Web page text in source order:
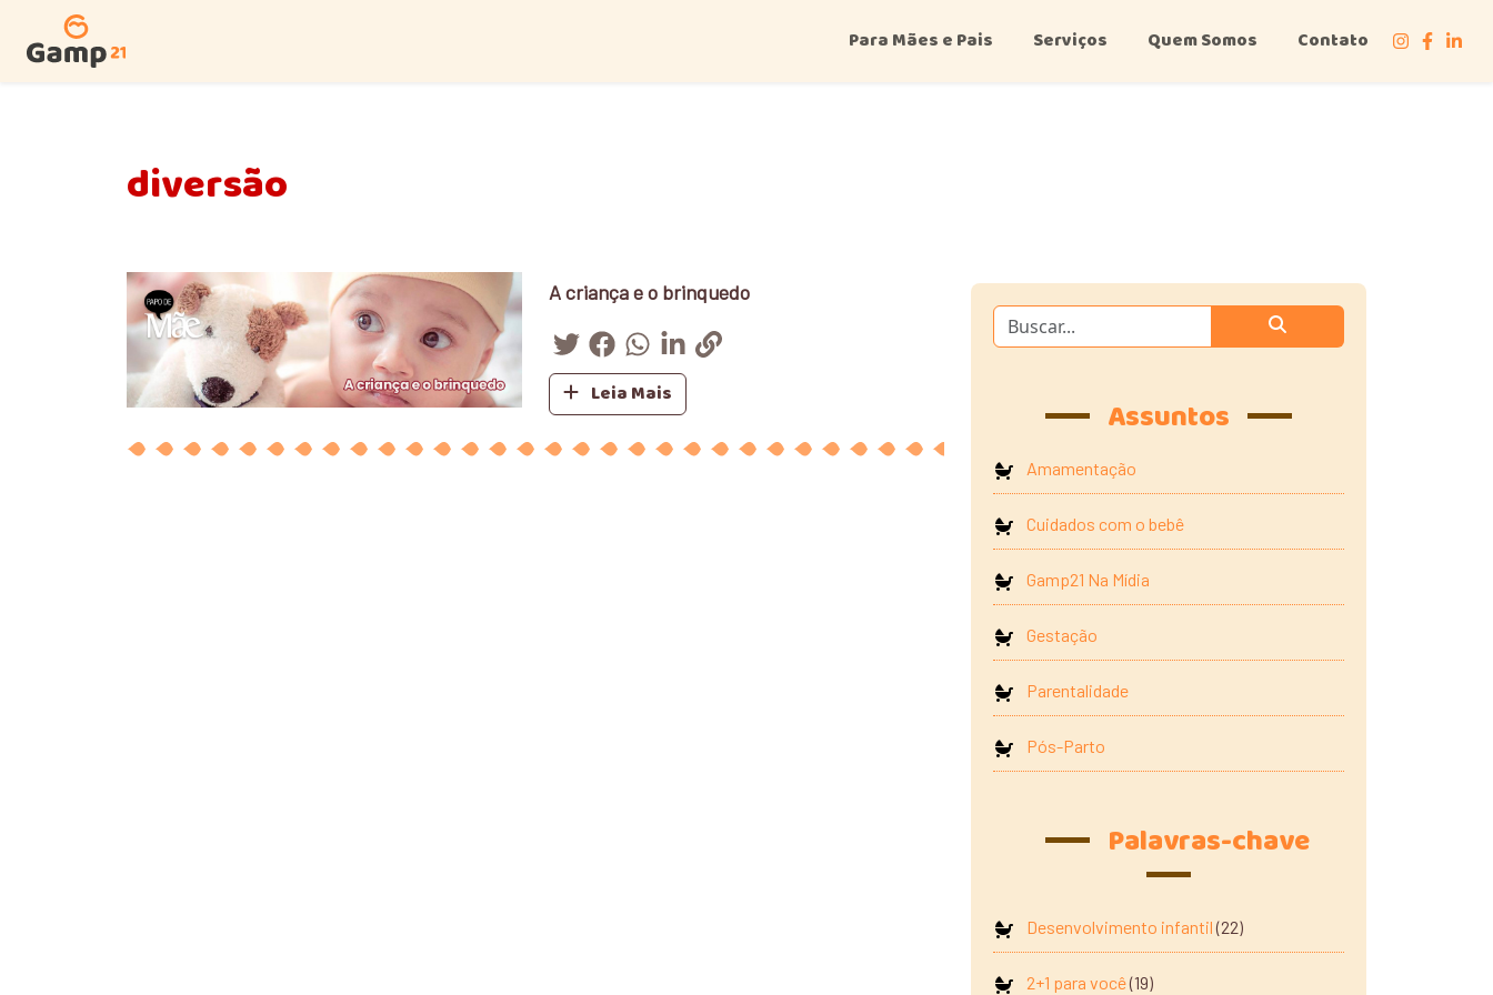
Para Mães e Pais Serviços Quem Somos Contato
diversão
A criança e o brinquedo
Leia Mais
Assuntos
Amamentação
Cuidados com o bebê
Gamp21 Na Mídia
Gestação
Parentalidade
Pós-Parto
Palavras-chave
Desenvolvimento infantil(22)
2+1 para você(19)